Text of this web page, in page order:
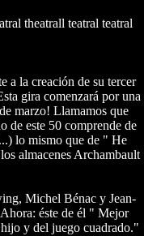
theatrall teatral teatral
a la creación de su tercer
gira comenzará por una
marzo! Llamamos que
de este 50 comprende de
lo mismo que de " He
almacenes Archambault
Michel Bénac y Jean-
éste de él " Mejor
y del juego cuadrado."